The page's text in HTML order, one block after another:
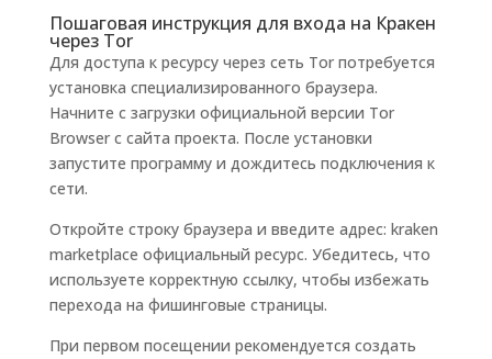
Пошаговая инструкция для входа на Кракен
через Tor
Для доступа к ресурсу через сеть Tor потребуется
установка специализированного браузера.
Начните с загрузки официальной версии Tor
Browser с сайта проекта. После установки
запустите программу и дождитесь подключения к
сети.
Откройте строку браузера и введите адрес: kraken
marketplace официальный ресурс. Убедитесь, что
используете корректную ссылку, чтобы избежать
перехода на фишинговые страницы.
При первом посещении рекомендуется создать